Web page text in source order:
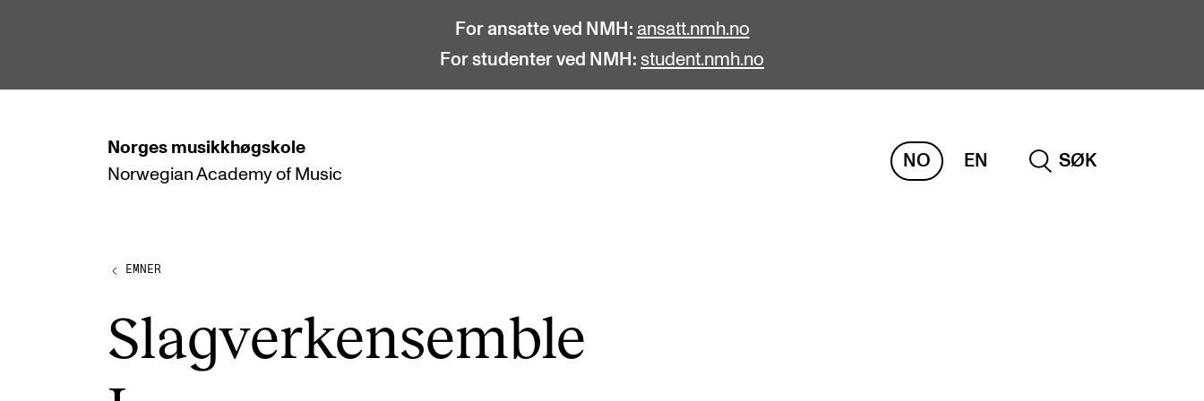
For ansatte ved NMH: ansatt.nmh.no
For studenter ved NMH: student.nmh.no
Norges musikkhøgskole
Norwegian Academy of Music
NO EN
SØK
STUDIER
Bachelor
Doktorgrad
Årsstudium og videreutdanning
Salane våre
EMNER
Slag­ver­k­en­sem­ble